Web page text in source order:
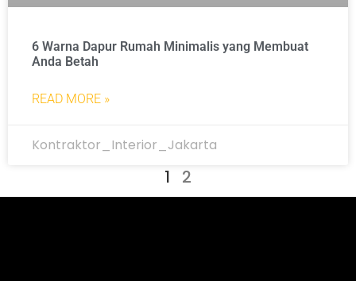
6 Warna Dapur Rumah Minimalis yang Membuat
Anda Betah
READ MORE »
Kontraktor_Interior_Jakarta
1 2